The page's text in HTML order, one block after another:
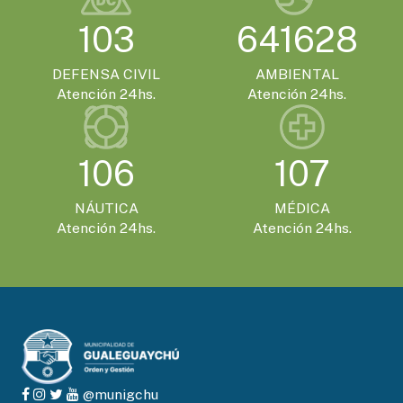
SÁBADO 21 DE NOVIEMBRE - 20:00HS.
El Encuentro Batuque celebra su 4ª edición
en Gualeguaychú
103
DEFENSA CIVIL
Atención 24hs.
641628
AMBIENTAL
Atención 24hs.
106
NÁUTICA
Atención 24hs.
107
MÉDICA
Atención 24hs.
@munigchu